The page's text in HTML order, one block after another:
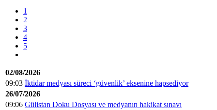
1
2
3
4
5
02/08/2026
09:03 İktidar medyası süreci ‘güvenlik’ eksenine hapsediyor
26/07/2026
09:06 Gülistan Doku Dosyası ve medyanın hakikat sınavı